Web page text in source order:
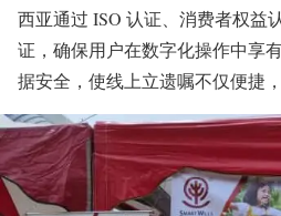
西亚通过 ISO 认证、消费者权益
证，确保用户在数字化操作中享
据安全，使线上立遗嘱不仅便捷